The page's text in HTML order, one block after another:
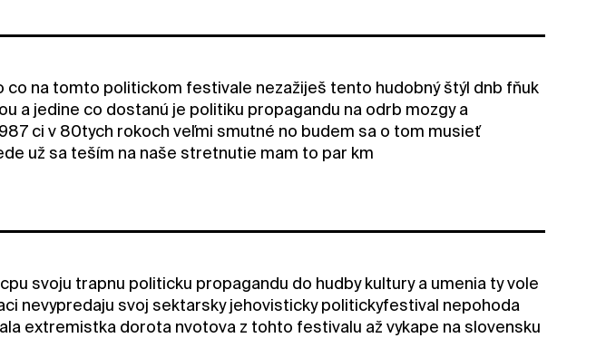
co na tomto politickom festivale nezažiješ tento hudobný štýl dnb fňuk
a jedine co dostanú je politiku propagandu na odrb mozgy a
ci v 80tych rokoch veľmi smutné no budem sa o tom musieť
už sa teším na naše stretnutie mam to par km
svoju trapnu politicku propagandu do hudby kultury a umenia ty vole
nevypredaju svoj sektarsky jehovisticky politickyfestival nepohoda
extremistka dorota nvotova z tohto festivalu až vykape na slovensku